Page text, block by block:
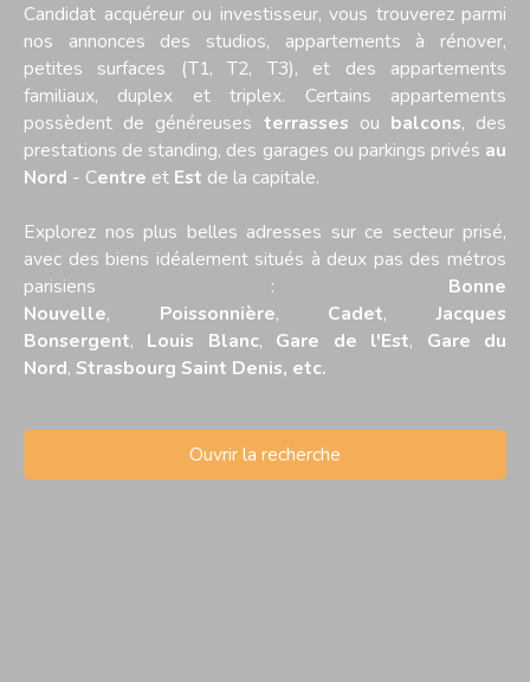
Candidat acquéreur ou investisseur, vous trouverez parmi
nos annonces des studios, appartements à rénover,
petites surfaces (T1, T2, T3), et des appartements
familiaux, duplex et triplex. Certains appartements
possèdent de généreuses terrasses ou balcons, des
prestations de standing, des garages ou parkings privés au
Nord - Centre et Est de la capitale.
Explorez nos plus belles adresses sur ce secteur prisé,
avec des biens idéalement situés à deux pas des métros
parisiens : Bonne
Nouvelle, Poissonnière, Cadet,Jacques
Bonsergent, Louis Blanc, Gare de l'Est, Gare du
Nord, Strasbourg Saint Denis, etc.
Ouvrir la recherche